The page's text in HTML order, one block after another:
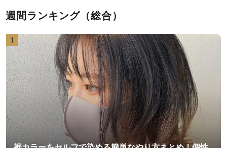
週間ランキング（総合）
1